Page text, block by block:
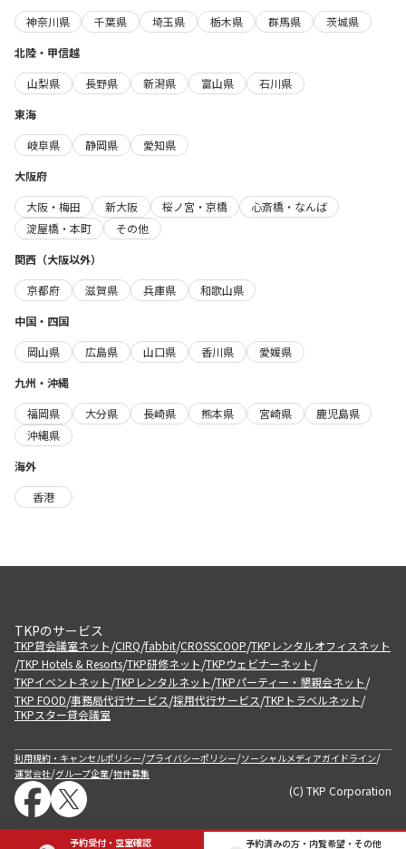
予約受付・空室確認 予約済みの方・内覧希望・その他
神奈川県
千葉県 埼玉県 栃木県 群馬県
茨城県
北陸・甲信越
山梨県
長野県 新潟県 富山県
石川県
東海
岐阜県
静岡県
愛知県
大阪府
大阪・梅田
新大阪 桜ノ宮・京橋
心斎橋・なんば
淀屋橋・本町
その他
関西（大阪以外）
京都府
滋賀県 兵庫県
和歌山県
中国・四国
岡山県
広島県 山口県 香川県
愛媛県
九州・沖縄
福岡県
大分県 長崎県 熊本県 宮崎県
鹿児島県
沖縄県
海外
香港
TKPのサービス
TKP貸会議室ネット/CIRQ/fabbit/CROSSCOOP/TKPレンタルオフィスネット
/TKP Hotels & Resorts/TKP研修ネット/TKPウェビナーネット/
TKPイベントネット/TKPレンタルネット/TKPパーティー・懇親会ネット/
TKP FOOD/事務局代行サービス/採用代行サービス/TKPトラベルネット/
TKPスター貸会議室
利用規約・キャンセルポリシー/プライバシーポリシー/ソーシャルメディアガイドライン/
運営会社/グループ企業/物件募集
(C) TKP Corporation